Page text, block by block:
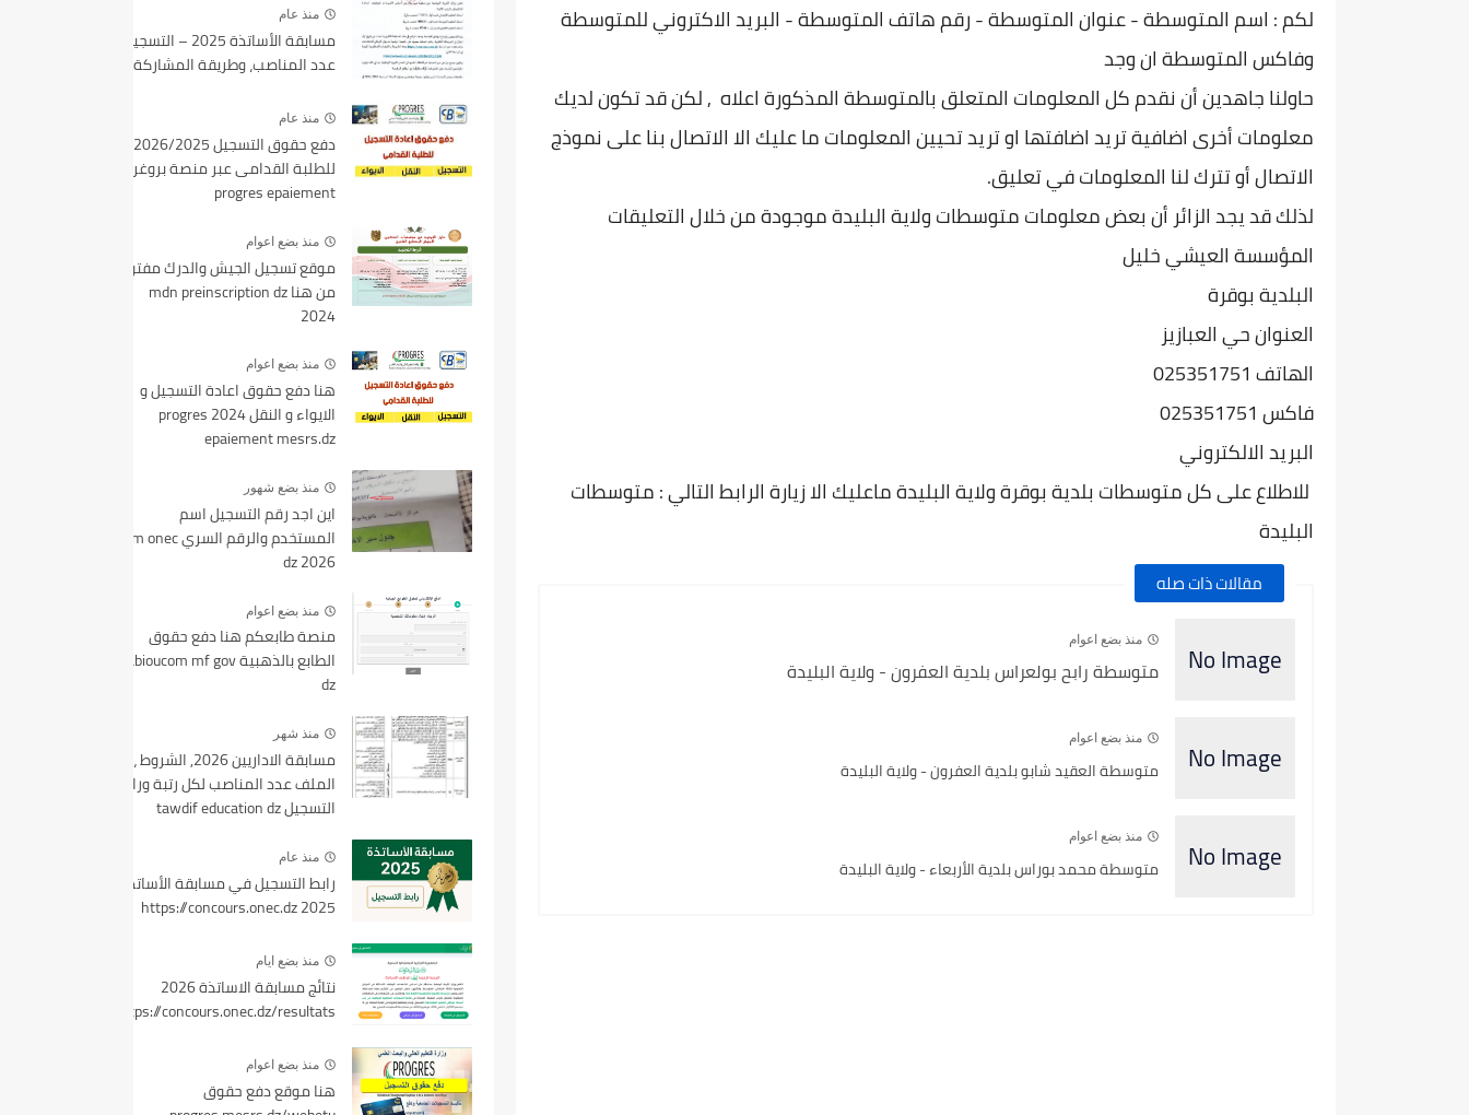
لكم : اسم المتوسطة - عنوان المتوسطة - رقم هاتف المتوسطة - البريد الاكتروني للمتوسطة
وفاكس المتوسطة ان وجد
حاولنا جاهدين أن نقدم كل المعلومات المتعلق بالمتوسطة المذكورة اعلاه , لكن قد تكون لديك
معلومات أخرى اضافية تريد اضافتها او تريد تحيين المعلومات ما عليك الا الاتصال بنا على نموذج
الاتصال أو تترك لنا المعلومات في تعليق.
لذلك قد يجد الزائر أن بعض معلومات متوسطات ولاية البليدة موجودة من خلال التعليقات
المؤسسة العيشي خليل
البلدية بوقرة
العنوان حي العبازيز
الهاتف 025351751
فاكس 025351751
البريد الالكتروني
للاطلاع على كل متوسطات بلدية بوقرة ولاية البليدة ماعليك الا زيارة الرابط التالي : متوسطات
البليدة
مقالات ذات صله
منذ بضع اعوام
متوسطة رابح بولعراس بلدية العفرون - ولاية البليدة
منذ بضع اعوام
متوسطة العقيد شابو بلدية العفرون - ولاية البليدة
منذ بضع اعوام
متوسطة محمد بوراس بلدية الأربعاء - ولاية البليدة
منذ عام
مسابقة الأساتذة 2025 – التسجيل،
عدد المناصب، وطريقة المشاركة
منذ عام
دفع حقوق التسجيل 2026/2025
للطلبة القدامى عبر منصة بروغرس
progres epaiement
منذ بضع اعوام
موقع تسجيل الجيش والدرك مفتوح
من هنا mdn preinscription dz
2024
منذ بضع اعوام
هنا دفع حقوق اعادة التسجيل و
الايواء و النقل 2024 progres
epaiement mesrs.dz
منذ بضع شهور
اين اجد رقم التسجيل اسم
المستخدم والرقم السري bem onec
dz 2026
منذ بضع اعوام
منصة طابعكم هنا دفع حقوق
الطابع بالذهبية tabioucom mf gov
dz
منذ شهر
مسابقة الاداريين 2026, الشروط ،
الملف عدد المناصب لكل رتبة ورابط
التسجيل tawdif education dz
منذ عام
رابط التسجيل في مسابقة الأساتذة
2025 https://concours.onec.dz
منذ بضع ايام
نتائج مسابقة الاساتذة 2026
https://concours.onec.dz/resultats
منذ بضع اعوام
هنا موقع دفع حقوق